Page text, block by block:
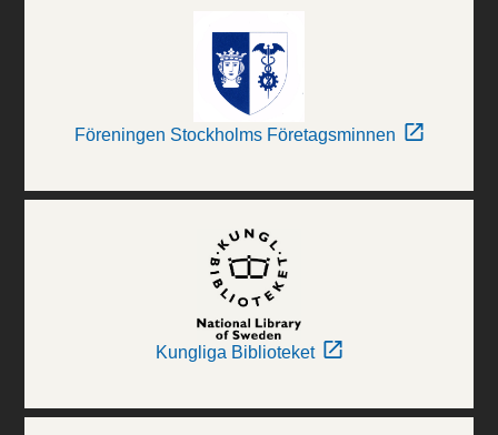
Föreningen Stockholms Företagsminnen
Kungliga Biblioteket